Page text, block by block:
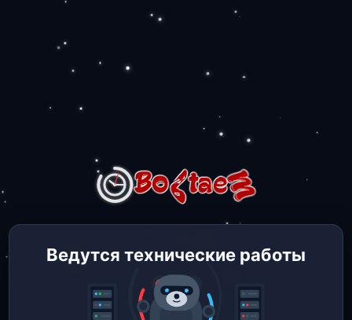
Ведутся технические работы